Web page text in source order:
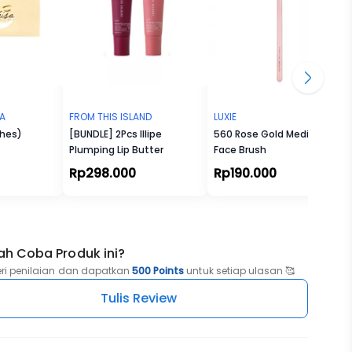
Oil
FROM THIS ISLAND
[BUNDLE] 2Pcs Illipe
Plumping Lip Butter
Rp298.000
LUXIE
560 Rose Gold Medium Fan
Face Brush
Rp190.000
Coba Produk ini?
penilaian dan dapatkan 500 Points untuk setiap ulasan 🥰
Tulis Review